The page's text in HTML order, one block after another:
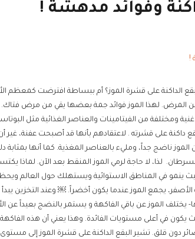
وفوائد مدهشة !
على قشرة الموز؟ أم ببساطة افترضت كمعظم
لهذا الموز فوائد جمة بعضها يقي من مرض فتاك. ￼
ومختلفة من الفيتامينات والعناصر الغذائية مثل
على قشرته . لاعتقادهم بأنها قد أصبحت عفنة، غير
الموز ناضج جداً، ومليء بالعناصر المغذية. كما أنها
لذا، لا حاجة لرمي الموز المنقط بعد الآن. لماذا
ينمو في المناطق الاستوائية ويستهلك حول العالم
يجمع الموز عندما يكون أخضراً. ￼ وعند التخزين يبدأ
يختلف الموز عن باقي الفاكهة و يستمر بالنضج بعيداً عن
يكون في أعلى مستويات الفائدة. وهذا يعني أن هذه
دون قلق. تشير البقع الداكنة على قشرة الموز إلى